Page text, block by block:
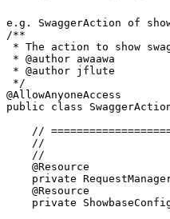
e.g. SwaggerAction of
/**
* The action to show
* @author awaawa
* @author jflute
*/
public class
//
//
//
    @Resource
private
    @Resource
private